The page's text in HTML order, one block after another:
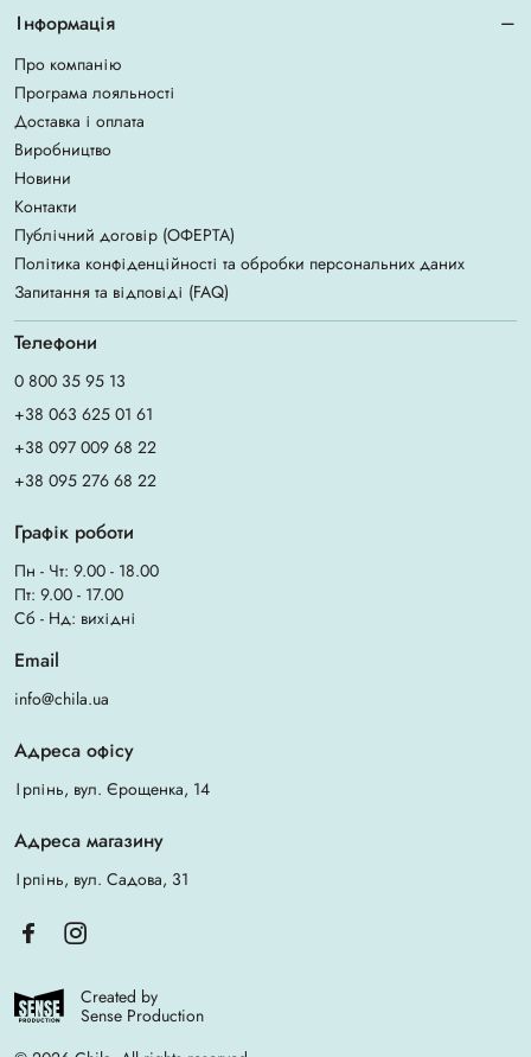
Інформація
Про компанію
Програма лояльності
Доставка і оплата
Виробництво
Новини
Контакти
Публічний договір (ОФЕРТА)
Політика конфіденційності та обробки персональних даних
Запитання та відповіді (FAQ)
Телефони
0 800 35 95 13
+38 063 625 01 61
+38 097 009 68 22
+38 095 276 68 22
Графік роботи
Пн - Чт: 9.00 - 18.00
Пт: 9.00 - 17.00
Сб - Нд: вихідні
Email
info@chila.ua
Адреса офісу
Ірпінь, вул. Єрощенка, 14
Адреса магазину
Ірпінь, вул. Садова, 31
Created by
Sense Production